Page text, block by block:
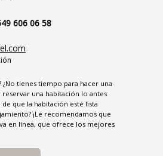
606 06 58
¿No tienes tiempo para hacer una
reservar una habitación lo antes
de que la habitación esté lista
¡Le recomendamos que
en línea, que ofrece los mejores